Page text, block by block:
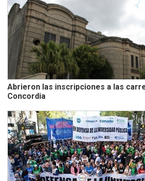
Abrieron las inscripciones a las
Concordia